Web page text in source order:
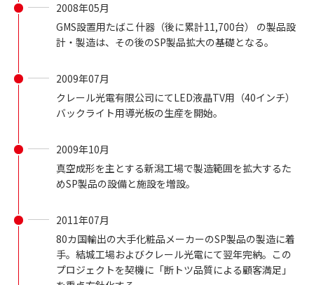
2008年05月
GMS設置用たばこ什器（後に累計11,700台） の製品設
計・製造は、その後のSP製品拡大の基礎となる。
2009年07月
クレール光電有限公司にてLED液晶TV用（40インチ）
バックライト用導光板の生産を開始。
2009年10月
真空成形を主とする新潟工場で製造範囲を拡大するた
めSP製品の設備と施設を増設。
2011年07月
80カ国輸出の大手化粧品メーカーのSP製品の製造に着
手。結城工場およびクレール光電にて翌年完納。この
プロジェクトを契機に「断トツ品質による顧客満足」